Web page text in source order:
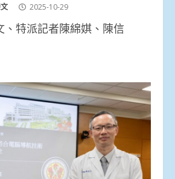
2025-10-29
、特派記者陳綿娸、陳信